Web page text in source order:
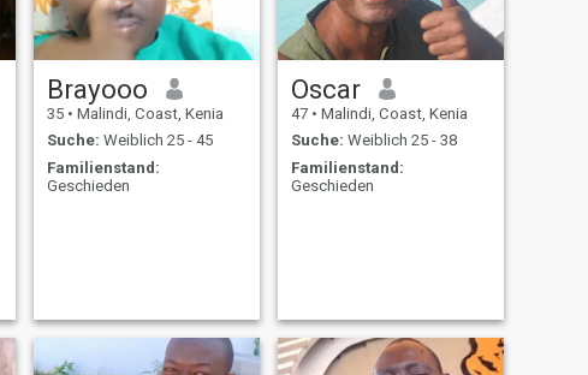
Brayooo
35 • Malindi, Coast, Kenia
Suche: Weiblich 25 - 45
Familienstand:
Geschieden
Oscar
47 • Malindi, Coast, Kenia
Suche: Weiblich 25 - 38
Familienstand:
Geschieden